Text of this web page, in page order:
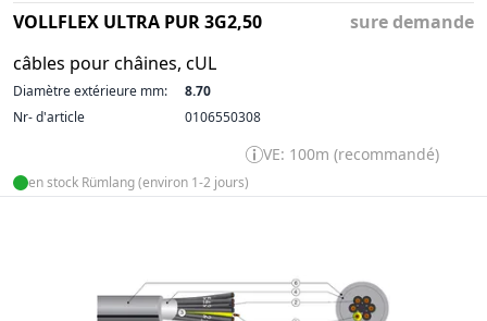
VOLLFLEX ULTRA PUR 3G2,50
câbles pour châines, cUL
sure demande
Diamètre extérieure mm:
8.70
Nr- d'article
0106550308
VE: 100m (recommandé)
en stock Rümlang (environ 1-2 jours)